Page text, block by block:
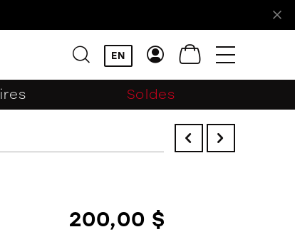
EN
Soldes
200,00 $